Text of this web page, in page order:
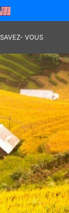
SAVEZ- VOUS